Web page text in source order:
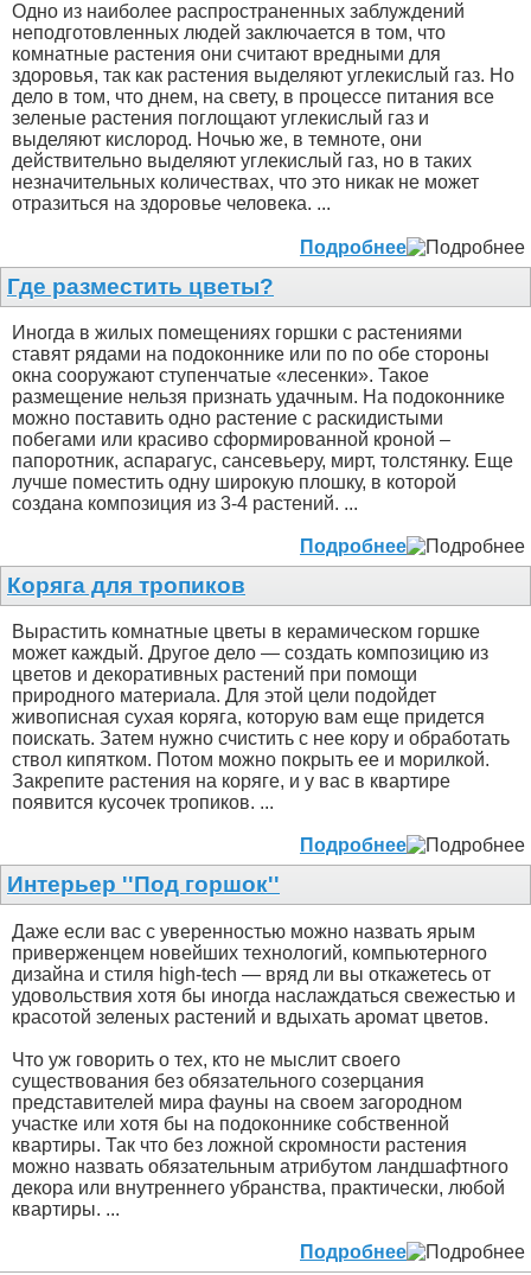
Одно из наиболее распространенных заблуждений
неподготовленных людей заключается в том, что
комнатные растения они считают вредными для
здоровья, так как растения выделяют углекислый газ. Но
дело в том, что днем, на свету, в процессе питания все
зеленые растения поглощают углекислый газ и
выделяют кислород. Ночью же, в темноте, они
действительно выделяют углекислый газ, но в таких
незначительных количествах, что это никак не может
отразиться на здоровье человека. ...
Подробнее
Где разместить цветы?
Иногда в жилых помещениях горшки с растениями
ставят рядами на подоконнике или по по обе стороны
окна сооружают ступенчатые «лесенки». Такое
размещение нельзя признать удачным. На подоконнике
можно поставить одно растение с раскидистыми
побегами или красиво сформированной кроной –
папоротник, аспарагус, сансевьеру, мирт, толстянку. Еще
лучше поместить одну широкую плошку, в которой
создана композиция из 3-4 растений. ...
Подробнее
Коряга для тропиков
Вырастить комнатные цветы в керамическом горшке
может каждый. Другое дело — создать композицию из
цветов и декоративных растений при помощи
природного материала. Для этой цели подойдет
живописная сухая коряга, которую вам еще придется
поискать. Затем нужно счистить с нее кору и обработать
ствол кипятком. Потом можно покрыть ее и морилкой.
Закрепите растения на коряге, и у вас в квартире
появится кусочек тропиков. ...
Подробнее
Интерьер ''Под горшок''
Даже если вас с уверенностью можно назвать ярым
приверженцем новейших технологий, компьютерного
дизайна и стиля high-tech — вряд ли вы откажетесь от
удовольствия хотя бы иногда наслаждаться свежестью и
красотой зеленых растений и вдыхать аромат цветов.
Что уж говорить о тех, кто не мыслит своего
существования без обязательного созерцания
представителей мира фауны на своем загородном
участке или хотя бы на подоконнике собственной
квартиры. Так что без ложной скромности растения
можно назвать обязательным атрибутом ландшафтного
декора или внутреннего убранства, практически, любой
квартиры. ...
Подробнее